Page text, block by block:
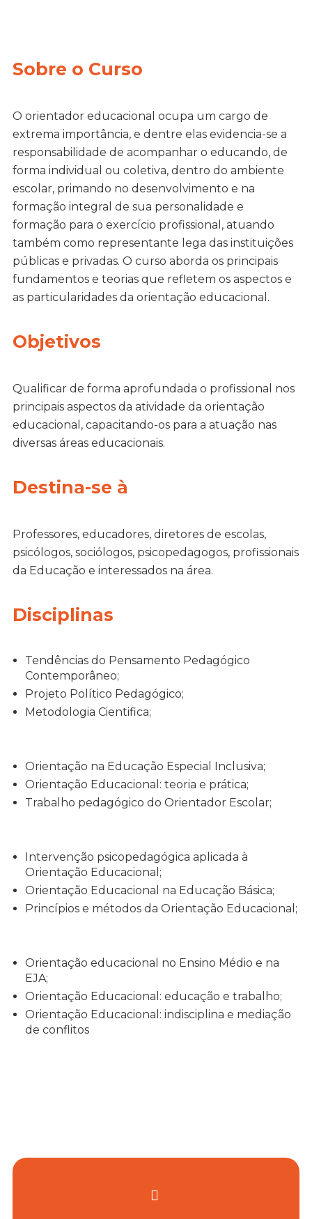
Sobre o Curso
O orientador educacional ocupa um cargo de
extrema importância, e dentre elas evidencia-se a
responsabilidade de acompanhar o educando, de
forma individual ou coletiva, dentro do ambiente
escolar, primando no desenvolvimento e na
formação integral de sua personalidade e
formação para o exercício profissional, atuando
também como representante lega das instituições
públicas e privadas. O curso aborda os principais
fundamentos e teorias que refletem os aspectos e
as particularidades da orientação educacional.
Objetivos
Qualificar de forma aprofundada o profissional nos
principais aspectos da atividade da orientação
educacional, capacitando-os para a atuação nas
diversas áreas educacionais.
Destina-se à
Professores, educadores, diretores de escolas,
psicólogos, sociólogos, psicopedagogos, profissionais
da Educação e interessados na área.
Disciplinas
Tendências do Pensamento Pedagógico
Contemporâneo;
Projeto Político Pedagógico;
Metodologia Cientifica;
Orientação na Educação Especial Inclusiva;
Orientação Educacional: teoria e prática;
Trabalho pedagógico do Orientador Escolar;
Intervenção psicopedagógica aplicada à
Orientação Educacional;
Orientação Educacional na Educação Básica;
Princípios e métodos da Orientação Educacional;
Orientação educacional no Ensino Médio e na
EJA;
Orientação Educacional: educação e trabalho;
Orientação Educacional: indisciplina e mediação
de conflitos